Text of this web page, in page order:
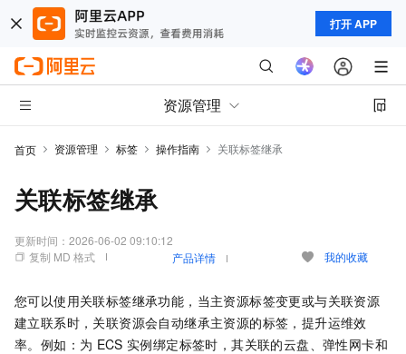
打开 APP
资源管理
首页 资源管理 标签 操作指南 关联标签继承
关联标签继承
更新时间： 2026-06-02 09:10:12
复制 MD 格式
产品详情 我的收藏
您可以使用关联标签继承功能，当主资源标签变更或与关联资源
建立联系时，关联资源会自动继承主资源的标签，提升运维效
率。例如：为 ECS 实例绑定标签时，其关联的云盘、弹性网卡和